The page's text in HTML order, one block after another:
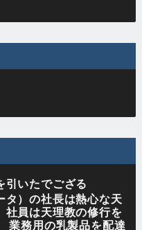
引いたでござる
タ）の社長は熱心な天
社員は天理教の修行を
業務用の乳製品を配達